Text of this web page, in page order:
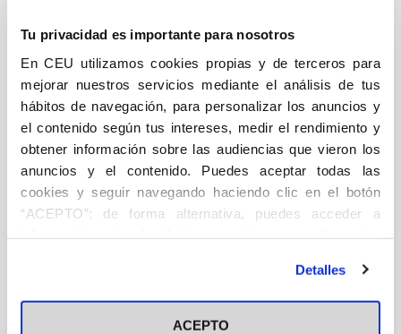
Tu privacidad es importante para nosotros
En CEU utilizamos cookies propias y de terceros para
mejorar nuestros servicios mediante el análisis de tus
hábitos de navegación, para personalizar los anuncios y
el contenido según tus intereses, medir el rendimiento y
obtener información sobre las audiencias que vieron los
anuncios y el contenido. Puedes aceptar todas las
cookies y seguir navegando haciendo clic en el botón
“ACEPTO”; de forma alternativa, puedes acceder a
en el botón "Personalizar". Para más información puedes
visitar nuestra Política de Cookies
Detalles
ACEPTO
sector
de
la
comunicación
y
la
publicidad
cantidad
DESCRIPCIÓN
Oculto Periodismo
Cada vez que vemos una serie en Netflix, le damos al
like en Facebook, somos seducidos por un anuncio y
respondemos con una compra, utilizamos Google
maps, hacemos un pedido por Amazon, escuchamos
Spotify, o vamos a un parque temático como
Disneyland o el Parque Warner, participamos de la
por un entramado de empresas que cada día es más